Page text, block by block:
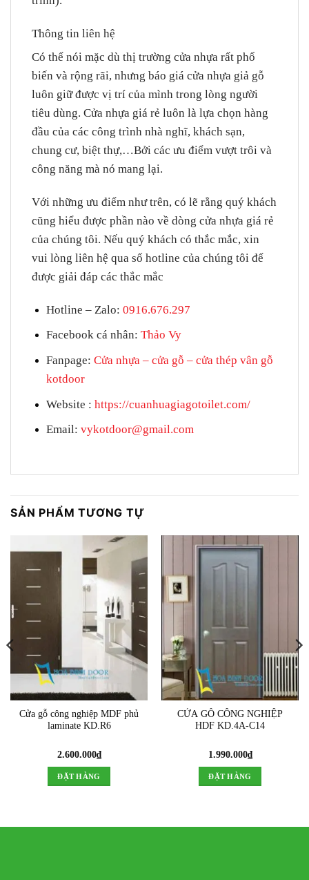
Thông tin liên hệ
Có thể nói mặc dù thị trường cửa nhựa rất phổ
biến và rộng rãi, nhưng báo giá cửa nhựa giả gỗ
luôn giữ được vị trí của mình trong lòng người
tiêu dùng. Cửa nhựa giá rẻ luôn là lựa chọn hàng
đầu của các công trình nhà nghĩ, khách sạn,
chung cư, biệt thự,…Bởi các ưu điểm vượt trôi và
công năng mà nó mang lại.
Với những ưu điểm như trên, có lẽ rằng quý khách
cũng hiểu được phần nào về dòng cửa nhựa giá rẻ
của chúng tôi. Nếu quý khách có thắc mắc, xin
vui lòng liên hệ qua số hotline của chúng tôi để
được giải đáp các thắc mắc
Hotline – Zalo: 0916.676.297
Facebook cá nhân: Thảo Vy
Fanpage: Cửa nhựa – cửa gỗ – cửa thép vân gỗ
kotdoor
Website : https://cuanhuagiagotoilet.com/
Email: vykotdoor@gmail.com
SẢN PHẨM TƯƠNG TỰ
Cửa gỗ công nghiệp MDF phủ
laminate KD.R6
2.600.000₫
ĐẶT HÀNG
CỬA GỖ CÔNG NGHIỆP
HDF KD.4A-C14
1.990.000₫
ĐẶT HÀNG